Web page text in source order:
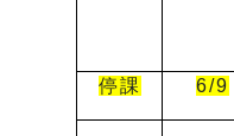
停課 6/9